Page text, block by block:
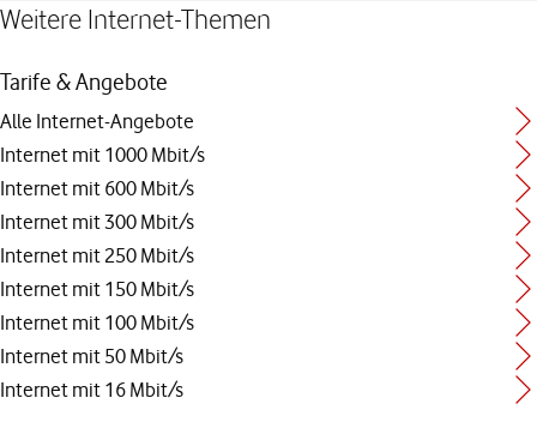
Weitere Internet-Themen
Tarife & Angebote
Alle Internet-Angebote
Internet mit 1000 Mbit/s
Internet mit 600 Mbit/s
Internet mit 300 Mbit/s
Internet mit 250 Mbit/s
Internet mit 150 Mbit/s
Internet mit 100 Mbit/s
Internet mit 50 Mbit/s
Internet mit 16 Mbit/s